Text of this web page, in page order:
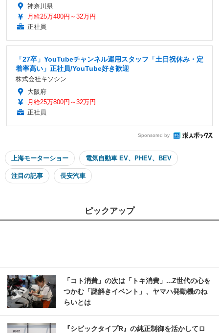
神奈川県
月給25万400円～32万円
正社員
「27卒」YouTubeチャンネル運用スタッフ「土日祝休み・定
着率高い」正社員/YouTube好き歓迎
株式会社キソシン
大阪府
月給25万800円～32万円
正社員
Sponsored by
上海モーターショー 電気自動車 EV、PHEV、BEV
注目の記事 長安汽車
ピックアップ
「コト消費」の次は「トキ消費」...Z世代の心を
つかむ「謎解きイベント」、ヤマハ発動機のね
らいとは
『シビックタイプR』の純正制御を活かしてロ